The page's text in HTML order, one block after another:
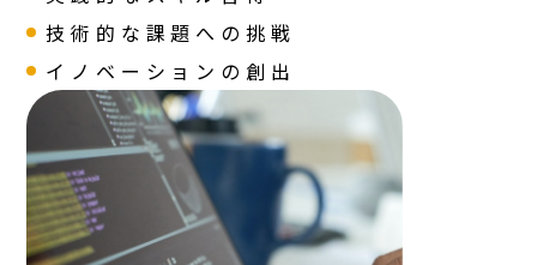
技術的な課題への挑戦
イノベーションの創出